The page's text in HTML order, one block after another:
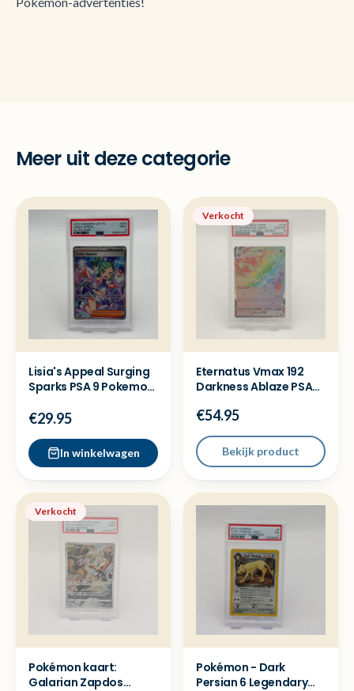
Meer uit deze categorie
Lisia's Appeal Surging
Sparks PSA 9 Pokemon
€29.95
In winkelwagen
Verkocht
Eternatus Vmax 192
Darkness Ablaze PSA
€54.95
Bekijk product
Verkocht
Pokémon kaart:
Galarian Zapdos
Pokémon - Dark
Persian 6 Legendary